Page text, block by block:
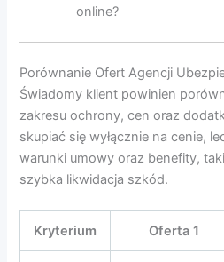
online?
Porównanie Ofert Agencji
Świadomy klient powinien
zakresu ochrony, cen oraz
skupiać się wyłącznie na cenie,
warunki umowy oraz benefity,
szybka likwidacja szkód.
Kryterium Oferta 1